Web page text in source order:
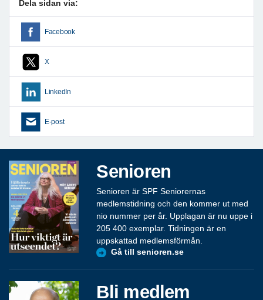
Dela sidan via:
Facebook
X
LinkedIn
E-post
Senioren
Senioren är SPF Seniorernas
medlemstidning och den kommer ut med
nio nummer per år. Upplagan är nu uppe i
205 400 exemplar. Tidningen är en
uppskattad medlemsförmån.
Gå till senioren.se
Bli medlem